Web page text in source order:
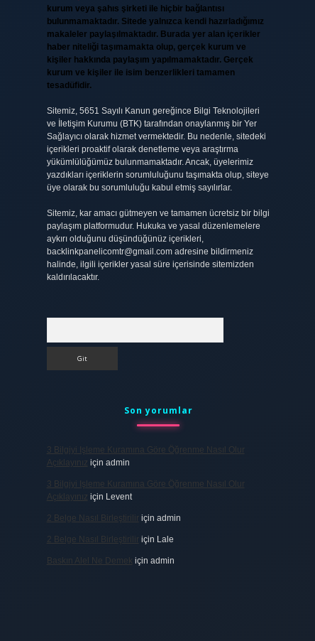
kurum veya şahıs şirketi ile hiçbir bağlantısı
bulunmamaktadır. Sitede yalnızca kendi hazırladığımız
makaleler paylaşılmaktadır. Burada yer alan içerikler
haber niteliği taşımamakta olup, gerçek kurum ve
kişiler hakkında paylaşım yapılmamaktadır. Gerçek
kurum ve kişiler ile isim benzerlikleri tamamen
tesadüfidir.
Sitemiz, 5651 Sayılı Kanun gereğince Bilgi Teknolojileri
ve İletişim Kurumu (BTK) tarafından onaylanmış bir Yer
Sağlayıcı olarak hizmet vermektedir. Bu nedenle, sitedeki
içerikleri proaktif olarak denetleme veya araştırma
yükümlülüğümüz bulunmamaktadır. Ancak, üyelerimiz
yazdıkları içeriklerin sorumluluğunu taşımakta olup, siteye
üye olarak bu sorumluluğu kabul etmiş sayılırlar.
Sitemiz, kar amacı gütmeyen ve tamamen ücretsiz bir bilgi
paylaşım platformudur. Hukuka ve yasal düzenlemelere
aykırı olduğunu düşündüğünüz içerikleri,
backlinkpanelicomtr@gmail.comadresine bildirmeniz
halinde, ilgili içerikler yasal süre içerisinde sitemizden
kaldırılacaktır.
Son yorumlar
3 Bilgiyi Işleme Kuramına Göre Öğrenme Nasıl Olur
Açıklayınız için admin
3 Bilgiyi Işleme Kuramına Göre Öğrenme Nasıl Olur
Açıklayınız için Levent
2 Belge Nasıl Birleştirilir için admin
2 Belge Nasıl Birleştirilir için Lale
Baskın Alel Ne Demek için admin